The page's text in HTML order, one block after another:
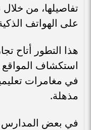
على الهواتف
هذا التطور أتاح
استكشاف المواقع
في مغامرات
مذهلة.
في بعض المدارس